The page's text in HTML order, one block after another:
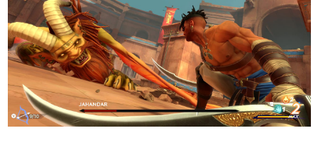
ルを網羅するほか、開発者へのインタビューや識者による
解説を掲載。約20年の歴史が一望できる決定版！
若ゲのいたり〜ゲームクリエイターの青春〜
『うつヌケ』『ペンと箸』等で知られるマンガ家・田中圭
一先生によるゲーム業界レポートマンガです。
なんでゲームは面白い？
ゲーム開発者・hamatsu氏がゲームの魅力を画面や操作の
具体的な形から解き明かしていく、硬派で骨太な評論連載